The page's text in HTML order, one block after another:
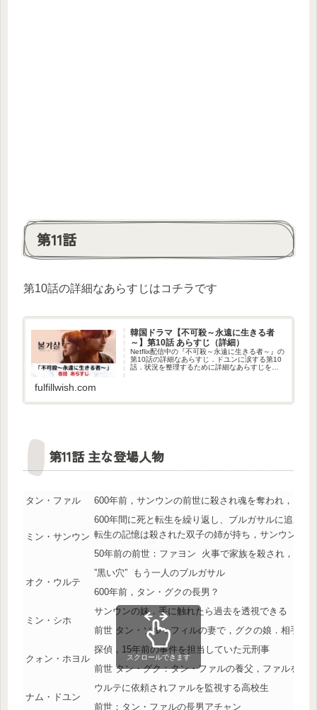
第11話
第10話の詳細なあらすじはコチラです
韓国ドラマ【不可殺～永遠に生きる者
～】第10話 あらすじ（詳細）
Netflix配信中の『不可殺～永遠に生きる者～』の
第10話の詳細なあらすじ．ドユンに涙する第10
話．状況を整理するために詳細なあらすじをま
fulfillwish.com
第11話 主な登場人物
タン・ファル 600年前，サンウンの前世に殺され魂を奪われ，ブル
ミン・サンウン
600年間に死と転生を繰り返し、ブルガサルに追われ
転生の記憶は殺された双子の姉が持ち，サンウンは
50年前の前世：ファヨン 火事で家族を殺され，ウル
オク・ウルテ
”黒い穴” もう一人のブルガサル
600年前，タン・グクの長男？
ミン・シホ
サンウンの妹．手に触れたら過去を透視できる
前世 タン・ソル：フィルの妻で，グクの娘．相手の
クォン・ホヨル
探偵，15年前の事件を担当していた元刑事
前世 タン・グク：タン・ファルの養父，ファルを大
ナム・ドユン
ウルテに依頼されファルを監視する高校生
前世：タン・ファルの長男アチャン
スクロールできます